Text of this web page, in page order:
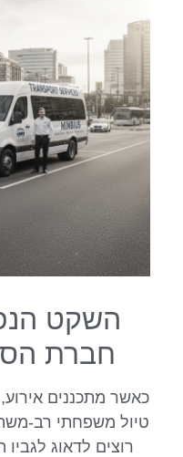
השקט
חברת
כאשר מתכננים אירוע,
טיול משפחתי רב-
רוצים לדאוג